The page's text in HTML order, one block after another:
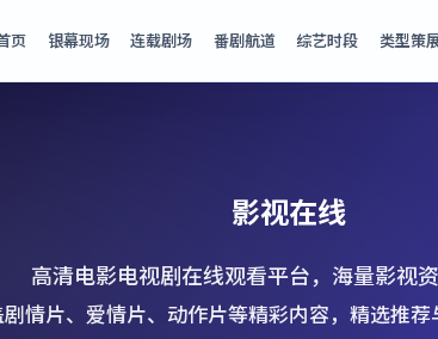
页 银幕现场 连载剧场 番剧航道 综艺时段 类型策
影视在线
高清电影电视剧在线观看平台，海量影视
情片、爱情片、动作片等精彩内容，精选推